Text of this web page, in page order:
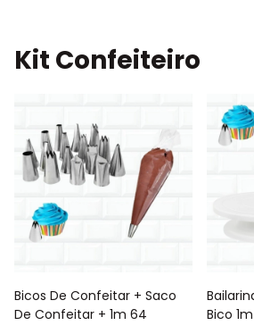
Kit Confeiteiro
Bicos De Confeitar + Saco
De Confeitar + 1m 64
Bico